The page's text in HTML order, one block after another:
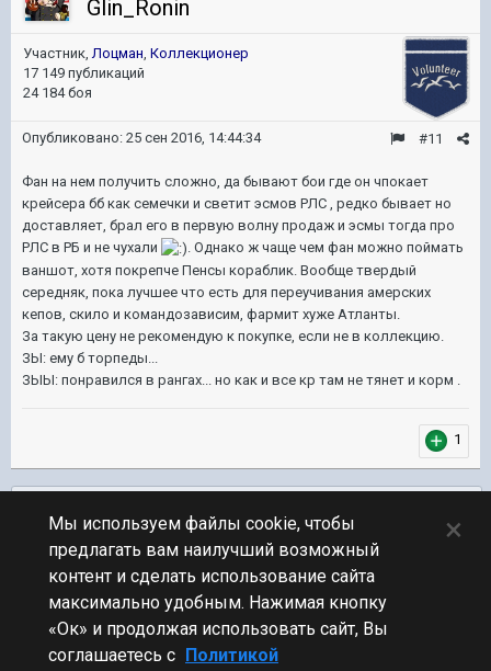
Glin_Ronin
Участник,Лоцман, Коллекционер
17 149 публикаций
24 184 боя
#11
Опубликовано: 25 сен 2016, 14:44:34
Фан на нем получить сложно, да бывают бои где он чпокает
крейсера бб как семечки и светит эсмов РЛС , редко бывает но
доставляет, брал его в первую волну продаж и эсмы тогда про
РЛС в РБ и не чухали
. Однако ж чаще чем фан можно поймать
ваншот, хотя покрепче Пенсы кораблик. Вообще твердый
середняк, пока лучшее что есть для переучивания амерских
кепов, скило и командозависим, фармит хуже Атланты.
За такую цену не рекомендую к покупке, если не в коллекцию.
ЗЫ: ему б торпеды...
ЗЫЫ: понравился в рангах... но как и все кр там не тянет и корм .
1
ПЕРЕЙТИ К СПИСКУ ТЕМ
Обсуждение Мира Кораблей
Мы используем файлы cookie, чтобы
предлагать вам наилучший возможный
контент и сделать использование сайта
максимально удобным. Нажимая кнопку
«Ок» и продолжая использовать сайт, Вы
соглашаетесь с Политикой
×